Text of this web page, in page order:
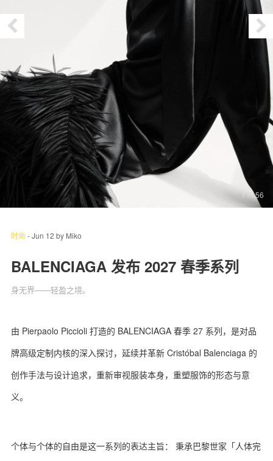
球 鞋
生 活
科 技
关于我们 联系我们
1/ 156
时尚 -Jun 12 by Miko
BALENCIAGA 发布 2027 春季系列
身无界——轻盈之境。
由 Pierpaolo Piccioli 打造的 BALENCIAGA 春季 27 系列，是对品
牌高级定制内核的深入探讨，延续并革新 Cristóbal Balenciaga 的
创作手法与设计追求，重新审视服装本身，重塑服饰的形态与意
义。
个体与个体的自由是这一系列的表达主旨： 秉承巴黎世家「人体完